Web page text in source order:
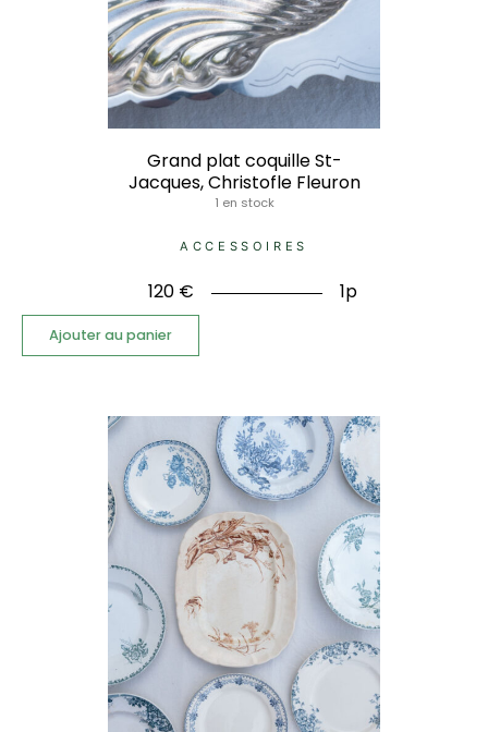
Grand plat coquille St-
Jacques, Christofle Fleuron
1 en stock
ACCESSOIRES
120 € 1p
Ajouter au panier